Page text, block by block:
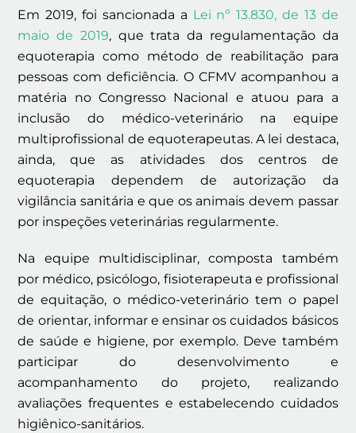
Em 2019, foi sancionada a Lei nº 13.830, de 13 de
maio de 2019, que trata da regulamentação da
equoterapia como método de reabilitação para
pessoas com deficiência. O CFMV acompanhou a
matéria no Congresso Nacional e atuou para a
inclusão do médico-veterinário na equipe
multiprofissional de equoterapeutas. A lei destaca,
ainda, que as atividades dos centros de
equoterapia dependem de autorização da
vigilância sanitária e que os animais devem passar
por inspeções veterinárias regularmente.
Na equipe multidisciplinar, composta também
por médico, psicólogo, fisioterapeuta e profissional
de equitação, o médico-veterinário tem o papel
de orientar, informar e ensinar os cuidados básicos
de saúde e higiene, por exemplo. Deve também
participar do desenvolvimento e
acompanhamento do projeto, realizando
avaliações frequentes e estabelecendo cuidados
higiênico-sanitários.